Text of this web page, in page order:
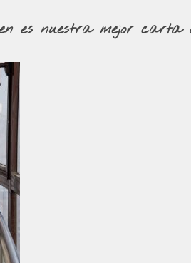
es nuestra mejor carta